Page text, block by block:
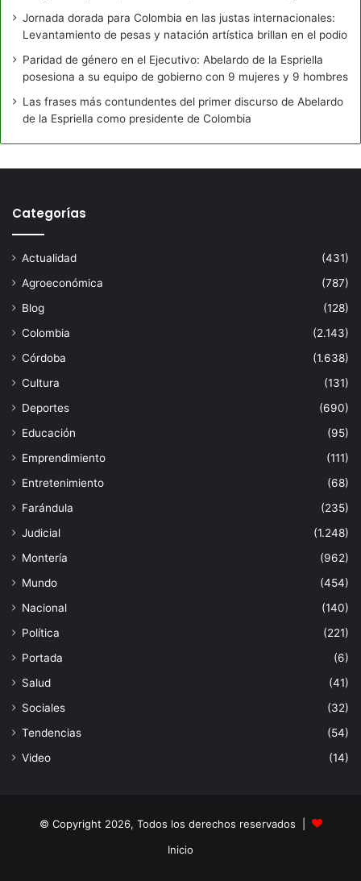
Jornada dorada para Colombia en las justas internacionales:
Levantamiento de pesas y natación artística brillan en el podio
Paridad de género en el Ejecutivo: Abelardo de la Espriella
posesiona a su equipo de gobierno con 9 mujeres y 9 hombres
Las frases más contundentes del primer discurso de Abelardo
de la Espriella como presidente de Colombia
Categorías
Actualidad
(431)
Agroeconómica
(787)
Blog
(128)
Colombia
(2.143)
Córdoba
(1.638)
Cultura
(131)
Deportes
(690)
Educación
(95)
Emprendimiento
(111)
Entretenimiento
(68)
Farándula
(235)
Judicial
(1.248)
Montería
(962)
Mundo
(454)
Nacional
(140)
Política
(221)
Portada
(6)
Salud
(41)
Sociales
(32)
Tendencias
(54)
Video
(14)
© Copyright 2026, Todos los derechos reservados |
Inicio